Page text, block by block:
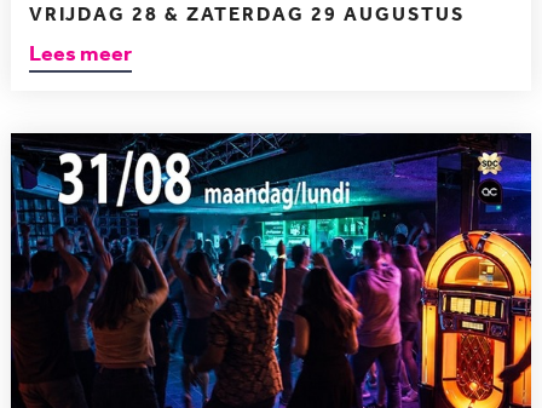
VRIJDAG 28 & ZATERDAG 29 AUGUSTUS
Lees meer